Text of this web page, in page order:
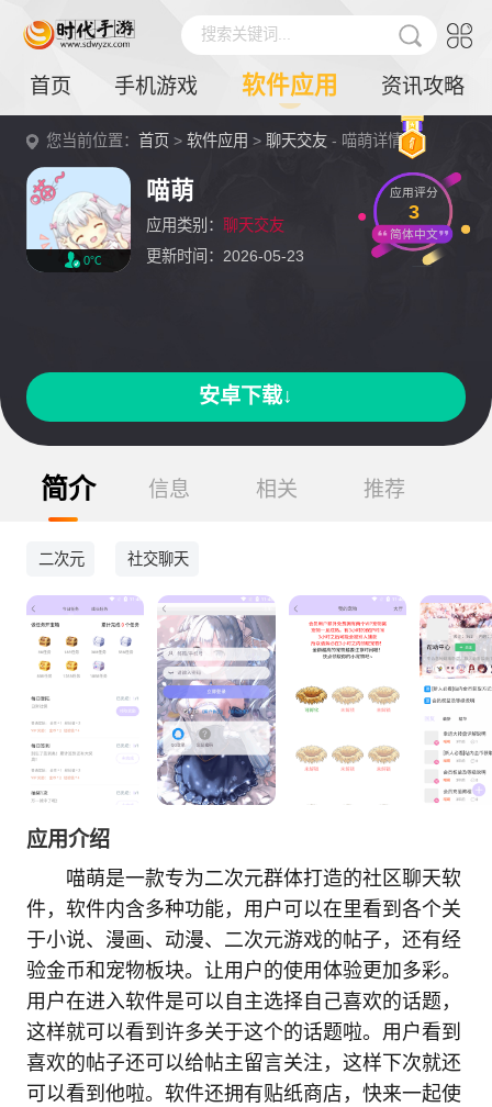
搜索关键词...
首页 手机游戏 软件应用 资讯攻略
您当前位置：首页 >软件应用 >聊天交友 - 喵萌详情
0℃
喵萌
应用类别： 聊天交友
更新时间：2026-05-23
应用评分
3
简体中文
安卓下载↓
简介 信息 相关 推荐
二次元 社交聊天
应用介绍
喵萌是一款专为二次元群体打造的社区聊天软
件，软件内含多种功能，用户可以在里看到各个关
于小说、漫画、动漫、二次元游戏的帖子，还有经
验金币和宠物板块。让用户的使用体验更加多彩。
用户在进入软件是可以自主选择自己喜欢的话题，
这样就可以看到许多关于这个的话题啦。用户看到
喜欢的帖子还可以给帖主留言关注，这样下次就还
可以看到他啦。软件还拥有贴纸商店，快来一起使